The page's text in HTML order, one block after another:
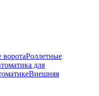
воротаРоллетные
для
Внешняя